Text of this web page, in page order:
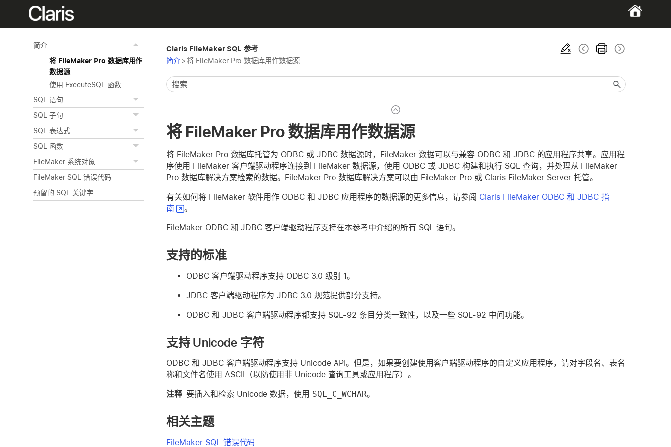
简介
将 FileMaker Pro 数据库用作
数据源
使用 ExecuteSQL 函数
SQL 语句
SQL 子句
SQL 表达式
SQL 函数
FileMaker 系统对象
FileMaker SQL 错误代码
预留的 SQL 关键字
Claris FileMaker SQL 参考
简介>将 FileMaker Pro 数据库用作数据源
将 FileMaker Pro 数据库用作数据源
将 FileMaker Pro 数据库托管为 ODBC 或 JDBC 数据源时，FileMaker 数据可以与兼容 ODBC 和 JDBC 的应用程序共享。应用程
序使用 FileMaker 客户端驱动程序连接到 FileMaker 数据源，使用 ODBC 或 JDBC 构建和执行 SQL 查询，并处理从 FileMaker
Pro 数据库解决方案检索的数据。FileMaker Pro 数据库解决方案可以由 FileMaker Pro 或 Claris FileMaker Server 托管。
有关如何将 FileMaker 软件用作 ODBC 和 JDBC 应用程序的数据源的更多信息，请参阅 Claris FileMaker ODBC 和 JDBC 指
南
。
FileMaker ODBC 和 JDBC 客户端驱动程序支持在本参考中介绍的所有 SQL 语句。
支持的标准
ODBC 客户端驱动程序支持 ODBC 3.0 级别 1。
JDBC 客户端驱动程序为 JDBC 3.0 规范提供部分支持。
ODBC 和 JDBC 客户端驱动程序都支持 SQL-92 条目分类一致性，以及一些 SQL-92 中间功能。
支持 Unicode 字符
ODBC 和 JDBC 客户端驱动程序支持 Unicode API。但是，如果要创建使用客户端驱动程序的自定义应用程序，请对字段名、表名
称和文件名使用 ASCII（以防使用非 Unicode 查询工具或应用程序）。
注释 要插入和检索 Unicode 数据，使用 SQL_C_WCHAR。
相关主题
FileMaker SQL 错误代码